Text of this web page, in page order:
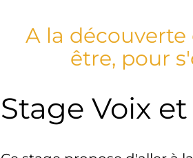
A la découverte
être, pour
Stage Voix